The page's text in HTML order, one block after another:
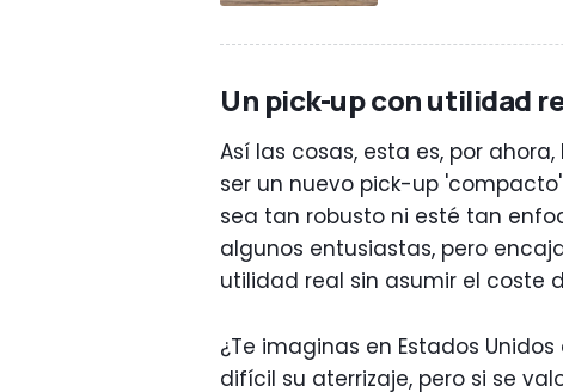
Un pick-up con utilidad
Así las cosas, esta es, por
ser un nuevo pick-up
sea tan robusto ni esté tan
algunos entusiastas, pero
utilidad real sin asumir el coste
¿Te imaginas en Estados
difícil su aterrizaje, pero si se